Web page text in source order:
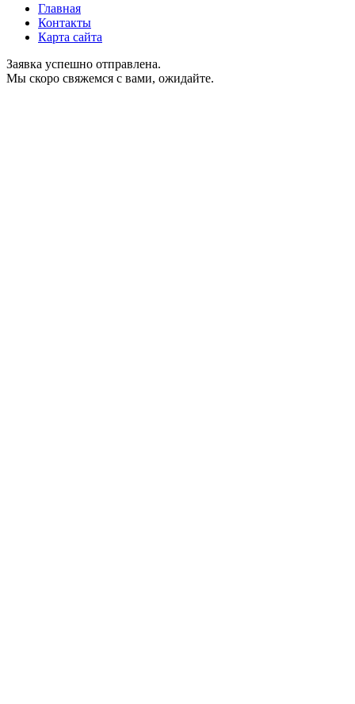
Главная
Контакты
Карта сайта
Заявка успешно отправлена.
Мы скоро свяжемся с вами, ожидайте.